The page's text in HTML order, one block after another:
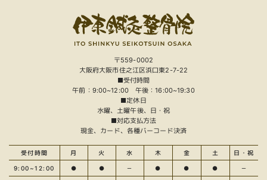
〒559-0002
大阪府大阪市住之江区浜口東2-7-22
■受付時間
午前：9:00~12:00 午後：16:00~19:30
■定休日
水曜、土曜午後、日・祝
■対応支払方法
現金、カード、各種バーコード決済
受付時間 月 火 水 木 金 土 日・祝
9:00~12:00 ● ● － ● ● ● －